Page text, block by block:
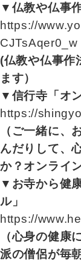
▼仏教や仏事
https://
CJTsAqer0_w
(仏教や仏事作
ます）
▼信行寺「オ
https://
（ご一緒に、
んだりして、
か？オンライ
▼お寺から健
ル」
https://
（心身の健康
派の僧侶が毎